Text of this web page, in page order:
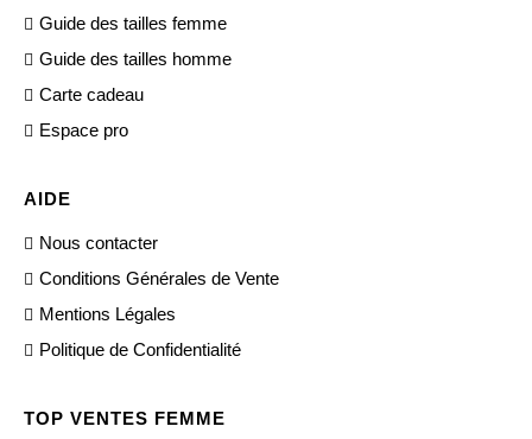
Guide des tailles femme
Guide des tailles homme
Carte cadeau
Espace pro
AIDE
Nous contacter
Conditions Générales de Vente
Mentions Légales
Politique de Confidentialité
TOP VENTES FEMME